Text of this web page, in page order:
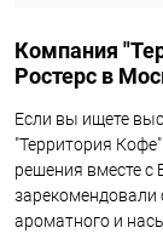
Компания
Ростерс в
Если вы ищете
"Территория
решения вместе с
зарекомендовали
ароматного и